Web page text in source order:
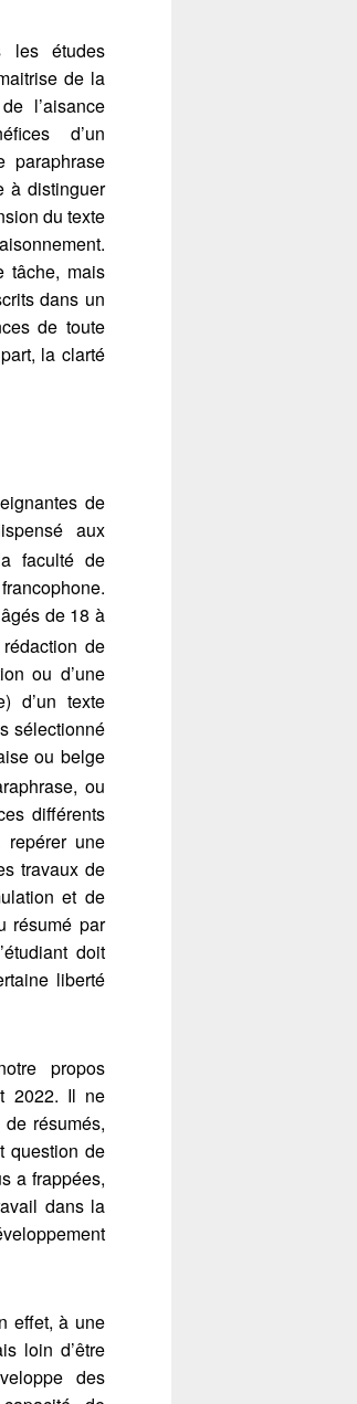
les études
de la
l’aisance
d’un
paraphrase
à distinguer
du texte
tâche, mais
dans un
de toute
la clarté
de
aux
faculté de
de 18 à
de
ou d’une
d’un texte
sélectionné
ou belge
ou
différents
repérer une
travaux de
et de
résumé par
doit
liberté
propos
2022. Il ne
résumés,
question de
a frappées,
dans la
effet, à une
loin d’être
des